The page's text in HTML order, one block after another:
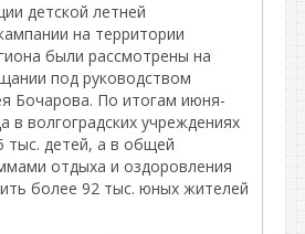
детской летней
на территории
были рассмотрены на
под руководством
Бочарова. По итогам июня-
в волгоградских учреждениях
тыс. детей, а в общей
отдыха и оздоровления
более 92 тыс. юных жителей